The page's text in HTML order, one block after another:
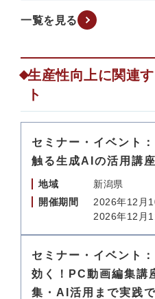
一覧を見る
生産性向上に関連
ト
セミナー・イベント
触る生成AIの活用講
地域
新潟県
開催期間
2026年12月
2026年12月
セミナー・イベント
効く！PC動画編集講
集・AI活用まで実践